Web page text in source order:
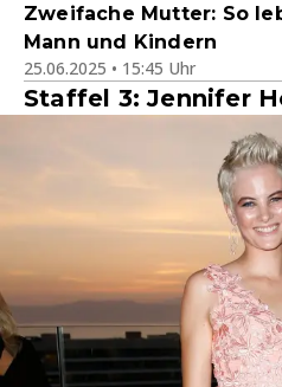
Zweifache Mutter: So
Mann und Kindern
25.06.2025 • 15:45 Uhr
Staffel 3: Jennifer